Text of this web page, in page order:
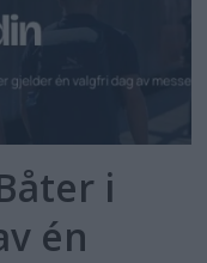
i
én